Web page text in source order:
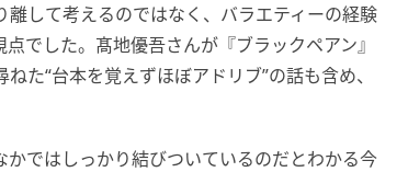
して考えるのではなく、バラエティーの経験
でした。髙地優吾さんが『ブラックペアン』
た“台本を覚えずほぼアドリブ”の話も含め、
ではしっかり結びついているのだとわかる今